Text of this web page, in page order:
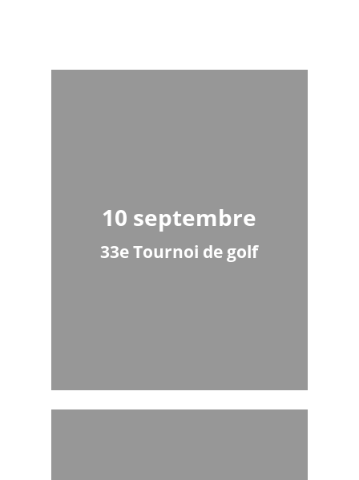
10 septembre
33e Tournoi de golf